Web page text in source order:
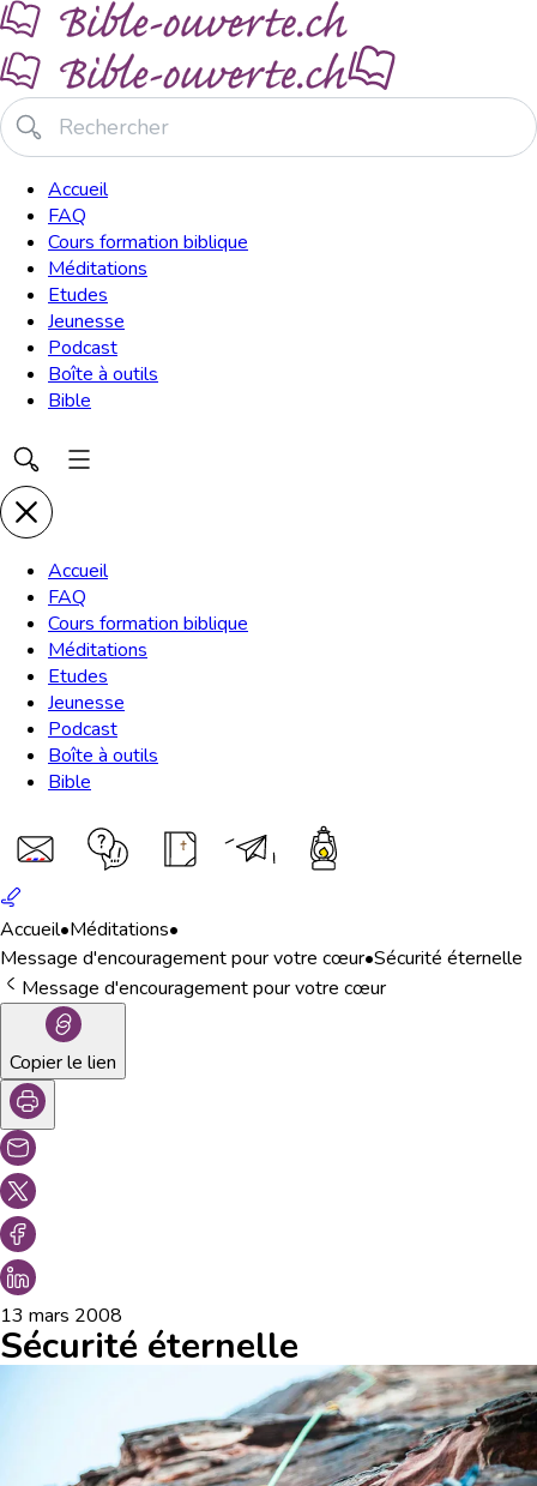
Accueil
FAQ
Cours formation biblique
Méditations
Etudes
Jeunesse
Podcast
Boîte à outils
Bible
Accueil
FAQ
Cours formation biblique
Méditations
Etudes
Jeunesse
Podcast
Boîte à outils
Bible
Accueil•Méditations•
Message d'encouragement pour votre cœur•Sécurité éternelle
Message d'encouragement pour votre cœur
Copier le lien
13 mars 2008
Sécurité éternelle